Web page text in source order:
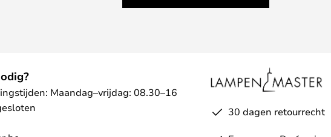
Maandag–vrijdag: 08.30–16
30 dagen retourrecht